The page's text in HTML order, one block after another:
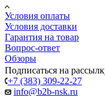
Условия оплаты
Условия доставки
Гарантия на товар
Вопрос-ответ
Обзоры
Подписаться на
+7 (383) 309-22-27
info@b2b-nsk.ru